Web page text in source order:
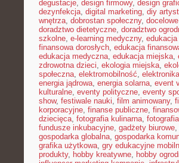
degustacje, design firmowy, design
dezynfekcja, digital marketing, diy
wnętrza, dobrostan społeczny,
doradztwo dietetyczne, doradztwo
szkolne, e-learning medyczny,
finansowa dorosłych, edukacja
edukacja medyczna, edukacja miejska,
zdrowotna dzieci, ekologia miejska,
społeczna, elektromobilność,
energia jądrowa, energia solarna, event
kulturalne, eventy polityczne, eventy
show, festiwale nauki, film animowany,
korporacyjne, finanse publiczne,
dziecięca, fotografia kulinarna,
fundusze inkubacyjne, gadżety biurowe,
gospodarka globalna, gospodarka
grafika użytkowa, gry edukacyjne
produkty, hobby kreatywne, hobby